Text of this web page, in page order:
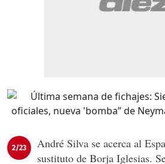
2/23
André Silva se acerca al
sustituto de Borja Iglesias.